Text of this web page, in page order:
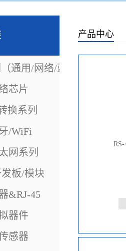
通用/网络/蓝牙）
芯片
换系列
/WiFi
网系列
板/模块
&RJ-45
器件
感器
产品中心